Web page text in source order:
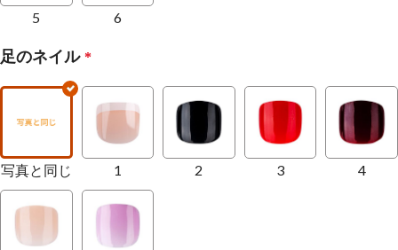
5 6
足のネイル *
写真と同じ 1 2 3 4